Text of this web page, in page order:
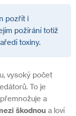
pozřít i
požírání totiž
toxiny.
vysoký počet
To je
a
škodnou a loví